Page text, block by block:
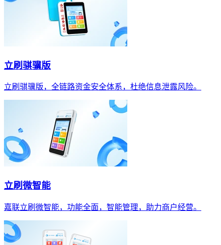
立刷骐骥版
立刷骐骥版，全链路资金安全体系，杜绝信息泄露风险。
立刷微智能
嘉联立刷微智能，功能全面，智能管理，助力商户经营。